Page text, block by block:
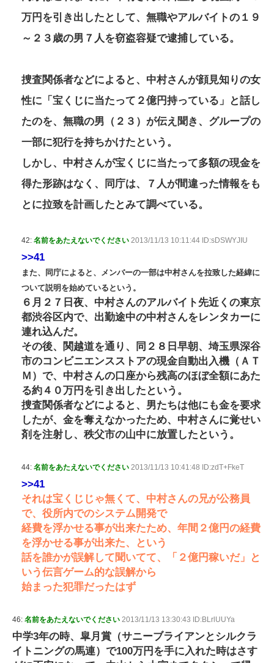
万円を引き出したとして、無職やアルバイトの１９
～２３歳の男７人を窃盗容疑で逮捕している。
捜査関係者などによると、中村さんが顔見知りの女
性に「宝くじに当たって２億円持っている」と話し
たのを、無職の男（２３）が伝え聞き、グループの
一部に犯行を持ちかけたという。
しかし、中村さんが宝くじに当たって多額の現金を
得た形跡はなく、同庁は、７人が間違った情報をも
とに拉致を計画したとみて調べている。
42: 名前をあたえないでください 2013/11/13 10:11:44 ID:sDSWYJIU
>>41
また、同庁によると、メンバーの一部は中村さんを拉致した経緯に
ついて説明を始めているという。
６月２７日夜、中村さんのアルバイト先近くの東京
都渋谷区内で、出勤途中の中村さんをレンタカーに
連れ込んだ。
その後、関越道を通り、同２８日早朝、埼玉県深谷
市のコンビニエンスストアの現金自動出入機（ＡＴ
Ｍ）で、中村さんの口座から残高のほぼ全額にあた
る約４０万円を引き出したという。
捜査関係者などによると、男たちは他にも金を要求
したが、金を奪えなかったため、中村さんに覚せい
剤を注射し、秩父市の山中に放置したという。
44: 名前をあたえないでください 2013/11/13 10:41:48 ID:zdT+FkeT
>>41
それは宝くじじゃ無くて、中村さんの兄が公務員
で、役所内でのシステム開発で
経費を浮かせる事が出来たため、年間２億円の経費
を浮かせる事が出来た、という
話を誰かが誤解して聞いてて、「２億円稼いだ」と
いう伝言ゲーム的な誤解から
始まった犯罪だったはず
46: 名前をあたえないでください 2013/11/13 13:30:43 ID:BLrlUUYa
中学3年の時、皐月賞（サニーブライアンとシルクラ
イトニングの馬連）で100万円を手に入れた時はさす